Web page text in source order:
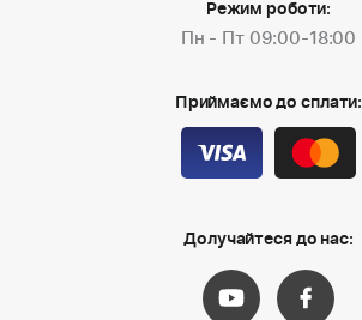
Режим роботи:
Пн - Пт 09:00-18:00
Приймаємо до сплати:
Долучайтеся до нас: